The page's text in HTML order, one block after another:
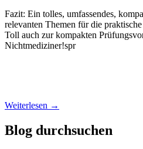
Fazit: Ein tolles, umfassendes,
relevanten Themen für die
Toll auch zur kompakten
Nichtmediziner!spr
Weiterlesen →
Blog durchsuchen